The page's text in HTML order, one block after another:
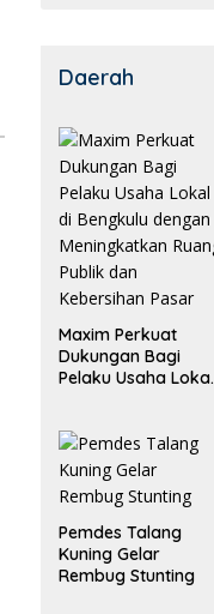
Daerah
Maxim Perkuat
Dukungan Bagi
Pelaku Usaha Lokal
Ruang Publik dan
Kebersihan Pasar
Pemdes Talang
Kuning Gelar
Rembug Stunting